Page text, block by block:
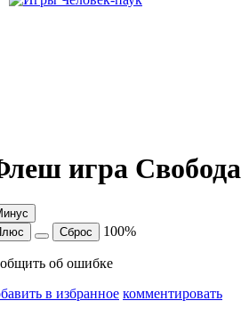
игра Свобода
Сброс 100%
об ошибке
в избранное комментировать